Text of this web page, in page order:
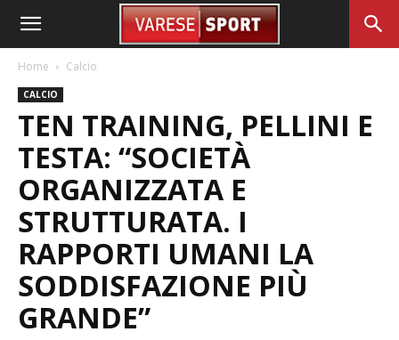
Home Calcio
CALCIO
TEN TRAINING, PELLINI E
TESTA: “SOCIETÀ
ORGANIZZATA E
STRUTTURATA. I
RAPPORTI UMANI LA
SODDISFAZIONE PIÙ
GRANDE”